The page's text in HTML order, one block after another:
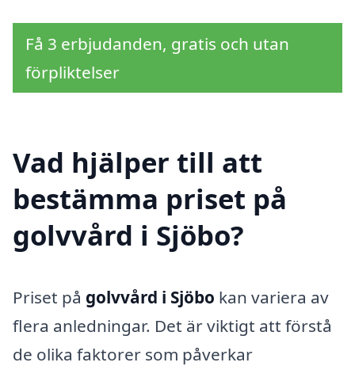
Få 3 erbjudanden, gratis och utan
förpliktelser
Vad hjälper till att
bestämma priset på
golvvård i Sjöbo?
Priset på golvvård i Sjöbo kan variera av
flera anledningar. Det är viktigt att förstå
de olika faktorer som påverkar